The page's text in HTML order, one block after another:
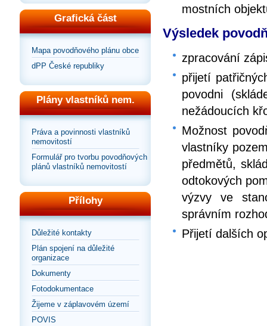
Grafická část
Mapa povodňového plánu obce
dPP České republiky
Plány vlastníků nem.
Práva a povinnosti vlastníků
nemovitostí
Formulář pro tvorbu povodňových
plánů vlastníků nemovitostí
Přílohy
Důležité kontakty
Plán spojení na důležité
organizace
Dokumenty
Fotodokumentace
Žijeme v záplavovém území
POVIS
mostních
Výsledek
zpracování
přijetí
povodni
nežádoucích
Možnost
vlastníky
předmětů,
odtokových
výzvy ve
správním
Přijetí dalších